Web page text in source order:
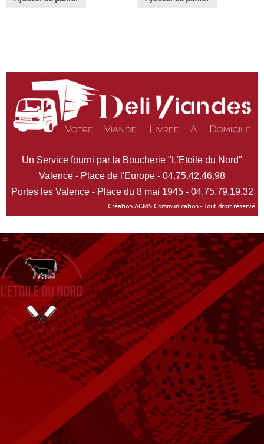
Un Service fourni par la Boucherie "L'Etoile du Nord"
Valence - Place de l'Europe - 04.75.42.46.98
Portes les Valence - Place du 8 mai 1945 - 04.75.79.19.32
Création AGMS Communication - Tout droit réservé